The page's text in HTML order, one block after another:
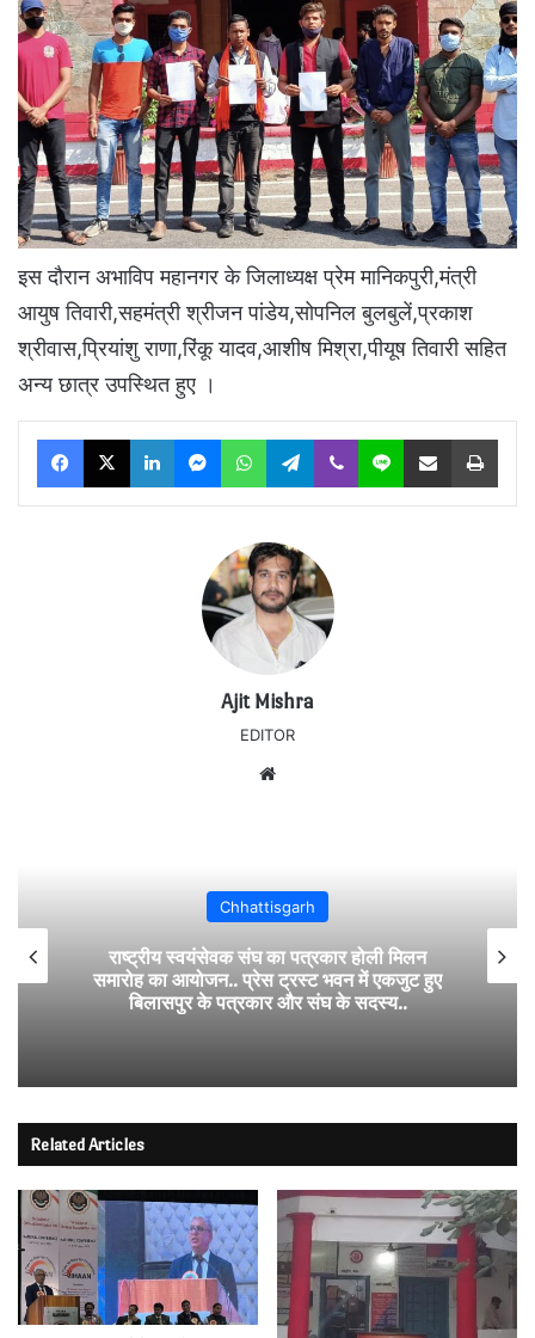
इस दौरान अभाविप महानगर के जिलाध्यक्ष प्रेम मानिकपुरी,मंत्री
आयुष तिवारी,सहमंत्री श्रीजन पांडेय,सोपनिल बुलबुलें,प्रकाश
श्रीवास,प्रियांशु राणा,रिंकू यादव,आशीष मिश्रा,पीयूष तिवारी सहित
अन्य छात्र उपस्थित हुए ।
Facebook
X LinkedInMessengerWhatsAppTelegram
Viber Line Share via Email Print
Ajit Mishra
EDITOR
Chhattisgarh
राष्ट्रीय स्वयंसेवक संघ का पत्रकार होली मिलन
समारोह का आयोजन.. प्रेस ट्रस्ट भवन में एकजुट हुए
बिलासपुर के पत्रकार और संघ के सदस्य..
Related Articles